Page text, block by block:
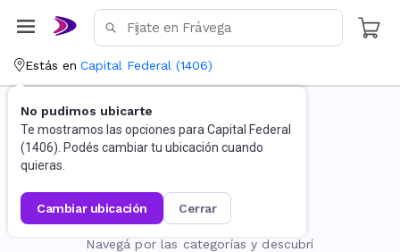
Estás en Capital Federal (1406)
No pudimos ubicarte
Te mostramos las opciones para Capital Federal
(1406). Podés cambiar tu ubicación cuando
quieras.
cambiar ubicación cerrar
La página no existe
Navegá por las categorías y descubrí